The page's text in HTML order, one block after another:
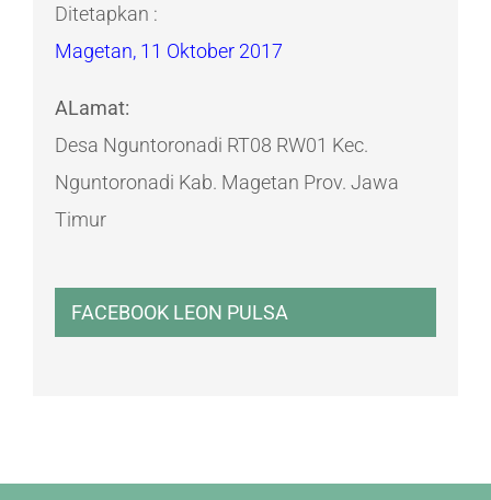
Ditetapkan :
Magetan, 11 Oktober 2017
ALamat:
Desa Nguntoronadi RT08 RW01 Kec.
Nguntoronadi Kab. Magetan Prov. Jawa
Timur
FACEBOOK LEON PULSA